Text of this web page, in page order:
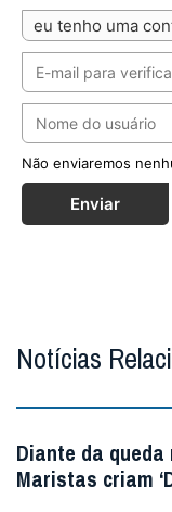
eu tenho uma
Não enviaremos
Enviar
Notícias
Diante da
Maristas criam